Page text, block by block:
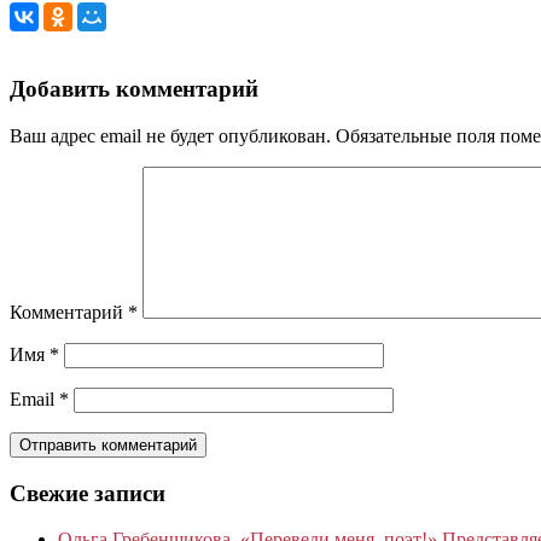
Добавить комментарий
Ваш адрес email не будет опубликован. Обязательные поля
Комментарий *
Имя *
Email *
Свежие записи